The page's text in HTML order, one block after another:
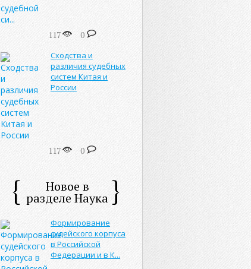
117 0
Сходства и
различия судебных
систем Китая и
России
117 0
Новое в
разделе Наука
Формирование
судейского корпуса
в Российской
Федерации и в К...